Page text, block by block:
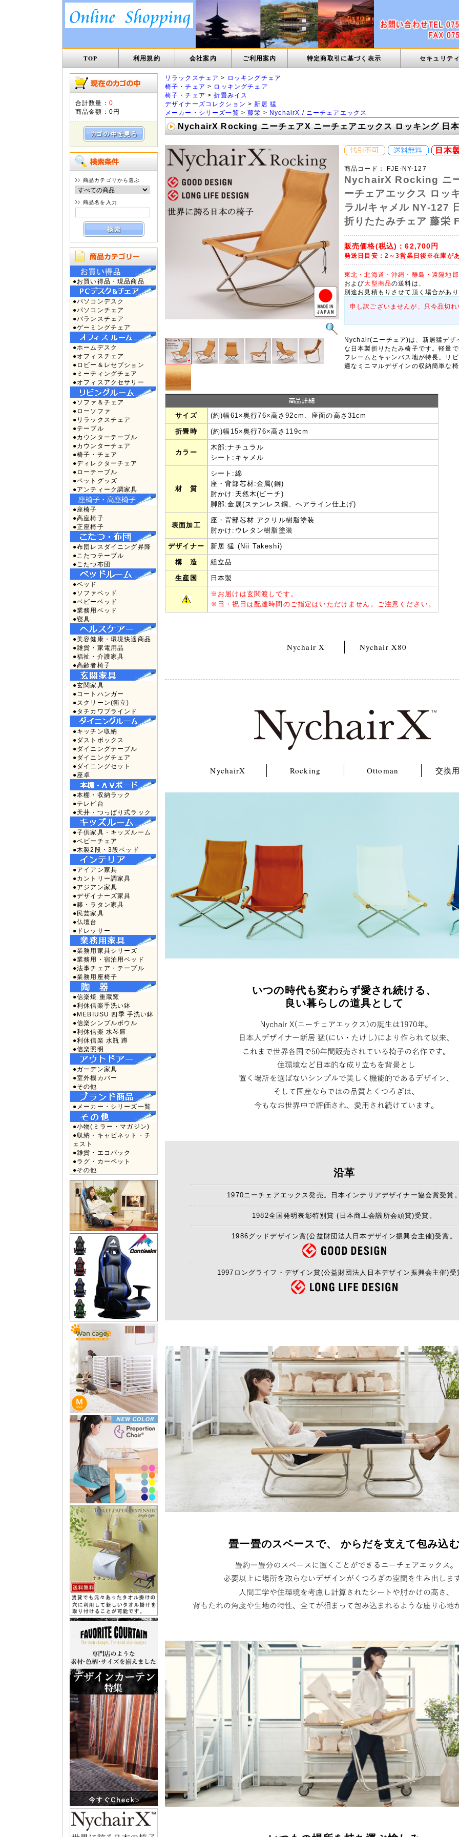
TOP 利用規約 会社案内 ご利用案内 特定商取引に基づく表示 セキュリテ
合計数量： 0
商品金額： 0円
商品カテゴリから選ぶ
商品名を入力
●お買い得品・現品商品
●パソコンデスク
●パソコンチェア
●バランスチェア
●ゲーミングチェア
●ホームデスク
●オフィスチェア
●ロビー＆レセプション
●ミーティングチェア
●オフィスアクセサリー
●ソファ＆チェア
●ローソファ
●リラックスチェア
●テーブル
●カウンターテーブル
●カウンターチェア
●椅子・チェア
●ディレクターチェア
●ローテーブル
●ペットグッズ
●アンティーク調家具
●座椅子
●高座椅子
●正座椅子
●布団レスダイニング昇降
●こたつテーブル
●こたつ布団
●ベッド
●ソファベッド
●ベビーベッド
●業務用ベッド
●寝具
●美容健康・環境快適商品
●雑貨・家電用品
●福祉・介護家具
●高齢者椅子
●玄関家具
●コートハンガー
●スクリーン(衝立)
●タチカワブラインド
●キッチン収納
●ダストボックス
●ダイニングテーブル
●ダイニングチェア
●ダイニングセット
●座卓
●本棚・収納ラック
●テレビ台
●天井・つっぱり式ラック
●子供家具・キッズルーム
●ベビーチェア
●木製2段・3段ベッド
●アイアン家具
●カントリー調家具
●アジアン家具
●デザイナーズ家具
●籐・ラタン家具
●民芸家具
●仏壇台
●ドレッサー
●業務用家具シリーズ
●業務用・宿泊用ベッド
●法事チェア・テーブル
●業務用座椅子
●信楽焼 重蔵窯
●利休信楽手洗い鉢
●MEBIUSU 四季 手洗い鉢
●信楽シンプルボウル
●利休信楽 水琴窟
●利休信楽 水瓶 蹲
●信楽照明
●ガーデン家具
●室外機カバー
●その他
●メーカー・シリーズ一覧
●小物(ミラー・マガジン)
●収納・キャビネット・チ
ェスト
●雑貨・エコバック
●ラグ・カーペット
●その他
リラックスチェア >
ロッキングチェア
椅子・チェア > ロッキングチェア
椅子・チェア >折畳みイス
デザイナーズコレクション >新居 猛
メーカー・シリーズ一覧 >藤栄 > NychairX / ニーチェアエックス
NychairX Rocking ニーチェアX ニーチェアエックス ロッキング 日
商品コード： FJE-NY-127
NychairX Rocking ニ
ーチェアエックス ロッ
ラル/キャメル NY-127
折りたたみチェア 藤栄
販売価格(税込)：62,700円
発送日目安：2～3営業日後※在庫が
東北・北海道・沖縄・離島・遠隔地
および大型商品の送料は、
別途お見積もりさせて頂く場合があ
申し訳ございませんが、只今品切
Nychair(ニーチェア)は、新居猛デザ
な日本製折りたたみ椅子です。軽量
フレームとキャンバス地が特長。リ
適なミニマルデザインの収納簡単な
サイズ (約)幅61×奥行76×高さ92cm、座面の高さ31cm
折畳時 (約)幅15×奥行76×高さ119cm
カラー
木部:ナチュラル
シート:キャメル
材 質
シート:綿
座・背部芯材:金属(鋼)
肘かけ:天然木(ビーチ)
脚部:金属(ステンレス鋼、ヘアライン仕上げ)
表面加工
座・背部芯材:アクリル樹脂塗装
肘かけ:ウレタン樹脂塗装
デザイナー 新居 猛 (Nii Takeshi)
構 造 組立品
生産国 日本製
※ お届けは玄関渡しです。
※ 日・祝日は配達時間のご指定はいただけません。ご注意ください。
Nychair X Nychair X80
NychairX Rocking Ottoman 交換
いつの時代も変わらず愛され続ける、
良い暮らしの道具として
沿革
1970ニーチェアエックス発売。日本インテリアデザイナー協会賞受賞
1982全国発明表彰特別賞 (日本商工会議所会頭賞)受賞。
1986グッドデザイン賞(公益財団法人日本デザイン振興会主催)受賞。
1997ロングライフ・デザイン賞(公益財団法人日本デザイン振興会主催)受
畳一畳のスペースで、 からだを支えて包み込